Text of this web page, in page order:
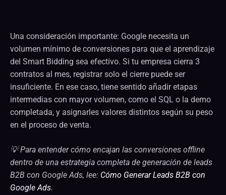
Una consideración importante: Google necesita un
volumen mínimo de conversiones para que el aprendizaje
del Smart Bidding sea efectivo. Si tu empresa cierra 3
contratos al mes, registrar solo el cierre puede ser
insuficiente. En ese caso, tiene sentido añadir etapas
intermedias con mayor volumen, como el SQL o la demo
completada, y asignarles valores distintos según su peso
en el proceso de venta.
💡 Para entender cómo encajan las conversiones offline
dentro de una estrategia completa de generación de leads
B2B con Google Ads, lee: Cómo Generar Leads B2B con
Google Ads.